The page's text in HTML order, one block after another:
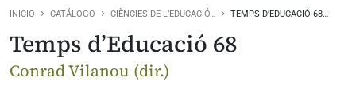
INICIO CATÁLOGO CIÈNCIES DE L’EDUCACIÓ… TEMPS D’EDUCACIÓ 68…
Temps d’Educació 68
Conrad Vilanou (dir.)